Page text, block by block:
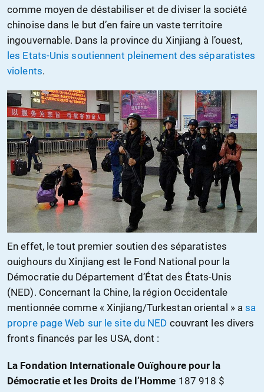
comme moyen de déstabiliser et de diviser la société
chinoise dans le but d’en faire un vaste territoire
ingouvernable. Dans la province du Xinjiang à l’ouest,
les Etats-Unis soutiennent pleinement des séparatistes
violents.
En effet, le tout premier soutien des séparatistes
ouighours du Xinjiang est le Fond National pour la
Démocratie du Département d’État des États-Unis
(NED). Concernant la Chine, la région Occidentale
mentionnée comme « Xinjiang/Turkestan oriental » asa
propre page Web sur le site du NED couvrant les divers
fronts financés par les USA, dont :
La Fondation Internationale Ouïghoure pour la
Démocratie et les Droits de l’Homme 187 918 $